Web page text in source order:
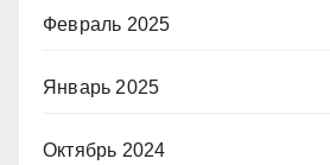
Февраль 2025
Январь 2025
Октябрь 2024